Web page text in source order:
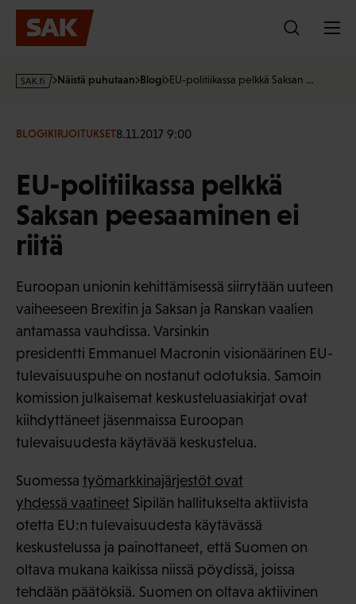
Hyppää
sisältöön
s
·
Näistä puhutaan Blogi EU-politiikassa pelkkä Saksan …
BLOGIKIRJOITUKSET8.11.2017 9:00
EU-politiikassa pelkkä
Saksan peesaaminen ei
riitä
Euroopan unionin kehittämisessä siirrytään uuteen
vaiheeseen Brexitin ja Saksan ja Ranskan vaalien
antamassa vauhdissa. Varsinkin
presidentti Emmanuel Macronin visionäärinen EU-
tulevaisuuspuhe on nostanut odotuksia. Samoin
komission julkaisemat keskusteluasiakirjat ovat
kiihdyttäneet jäsenmaissa Euroopan
tulevaisuudesta käytävää keskustelua.
Suomessa työmarkkinajärjestöt ovat
yhdessä vaatineet Sipilän hallitukselta aktiivista
otetta EU:n tulevaisuudesta käytävässä
keskustelussa ja painottaneet, että Suomen on
oltava mukana kaikissa niissä pöydissä, joissa
tehdään päätöksiä. Suomen on oltava aktiivinen